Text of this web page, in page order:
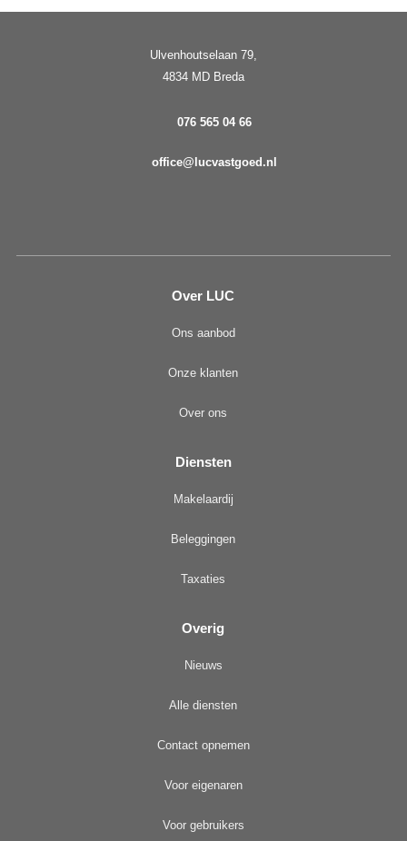
Ulvenhoutselaan 79,
4834 MD Breda
076 565 04 66
office@lucvastgoed.nl
Over LUC
Ons aanbod
Onze klanten
Over ons
Diensten
Makelaardij
Beleggingen
Taxaties
Overig
Nieuws
Alle diensten
Contact opnemen
Voor eigenaren
Voor gebruikers